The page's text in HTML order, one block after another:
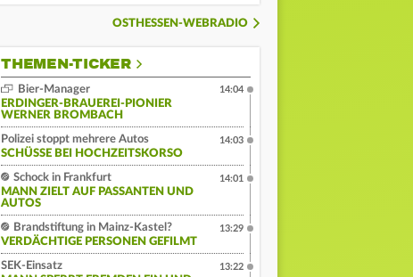
OSTHESSEN-WEBRADIO
THEMEN-TICKER
Bier-Manager
ERDINGER-BRAUEREI-PIONIER
WERNER BROMBACH
14:04
Polizei stoppt mehrere Autos
SCHÜSSE BEI HOCHZEITSKORSO
14:03
Schock in Frankfurt
MANN ZIELT AUF PASSANTEN UND
AUTOS
14:01
Brandstiftung in Mainz-Kastel?
VERDÄCHTIGE PERSONEN GEFILMT
13:29
SEK-Einsatz
13:22